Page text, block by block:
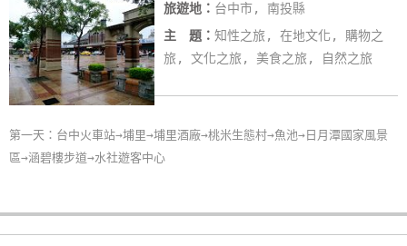
旅遊地： 台中市, 南投縣
主 題： 知性之旅, 在地文化, 購物之
旅, 文化之旅, 美食之旅, 自然之旅
第一天：台中火車站→埔里→埔里酒廠→桃米生態村→魚池→日月潭國家風景
區→涵碧樓步道→水社遊客中心